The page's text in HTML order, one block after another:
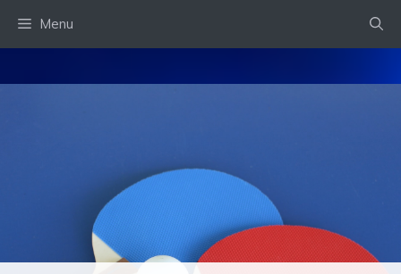
Menu